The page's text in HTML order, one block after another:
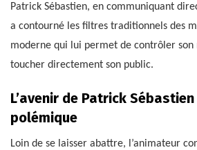
Patrick Sébastien, en communiquant
a contourné les filtres traditionnels des
moderne qui lui permet de contrôler
toucher directement son public.
L’avenir de Patrick
polémique
Loin de se laisser abattre, l’animateur